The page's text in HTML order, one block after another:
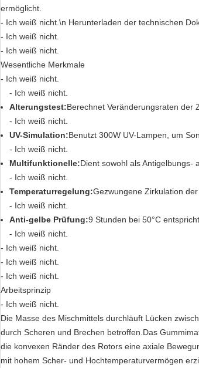
ermöglicht.
- Ich weiß nicht. \n Herunterladen der technischen
- Ich weiß nicht.
- Ich weiß nicht.
Wesentliche Merkmale
- Ich weiß nicht.
- Ich weiß nicht.
Alterungstest:Berechnet Veränderungsraten der
- Ich weiß nicht.
UV-Simulation:Benutzt 300W UV-Lampen, um
- Ich weiß nicht.
Multifunktionelle:Dient sowohl als Antigelbungs-
- Ich weiß nicht.
Temperaturregelung:Gezwungene Zirkulation
- Ich weiß nicht.
Anti-gelbe Prüfung:9 Stunden bei 50°C
- Ich weiß nicht.
- Ich weiß nicht.
- Ich weiß nicht.
- Ich weiß nicht.
Arbeitsprinzip
- Ich weiß nicht.
Die Masse des Mischmittels durchläuft Lücken
durch Scheren und Brechen betroffen.Das
die konvexen Ränder des Rotors eine axiale
mit hohem Scher- und Hochtemperaturvermögen